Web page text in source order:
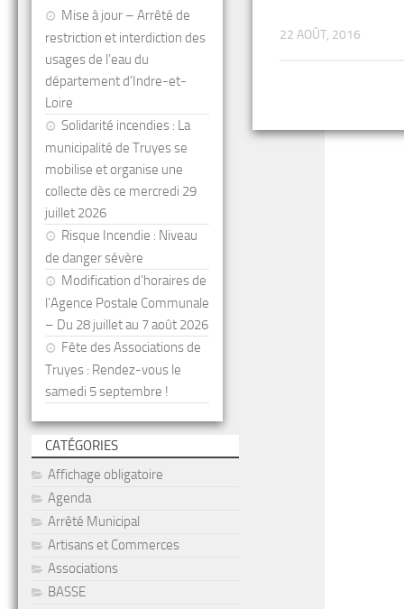
22 AOÛT, 2016
Mise à jour – Arrêté de
restriction et interdiction des
usages de l’eau du
département d’Indre-et-
Loire
Solidarité incendies : La
municipalité de Truyes se
mobilise et organise une
collecte dès ce mercredi 29
juillet 2026
Risque Incendie : Niveau
de danger sévère
Modification d’horaires de
l’Agence Postale Communale
– Du 28 juillet au 7 août 2026
Fête des Associations de
Truyes : Rendez-vous le
samedi 5 septembre !
CATÉGORIES
Affichage obligatoire
Agenda
Arrêté Municipal
Artisans et Commerces
Associations
BASSE